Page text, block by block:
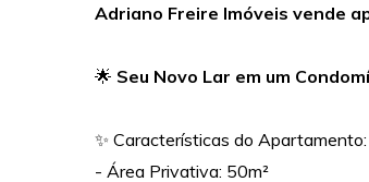
Adriano Freire Imóveis vende
🌟 Seu Novo Lar em um
✨ Características do Apartamento:
- Área Privativa: 50m²